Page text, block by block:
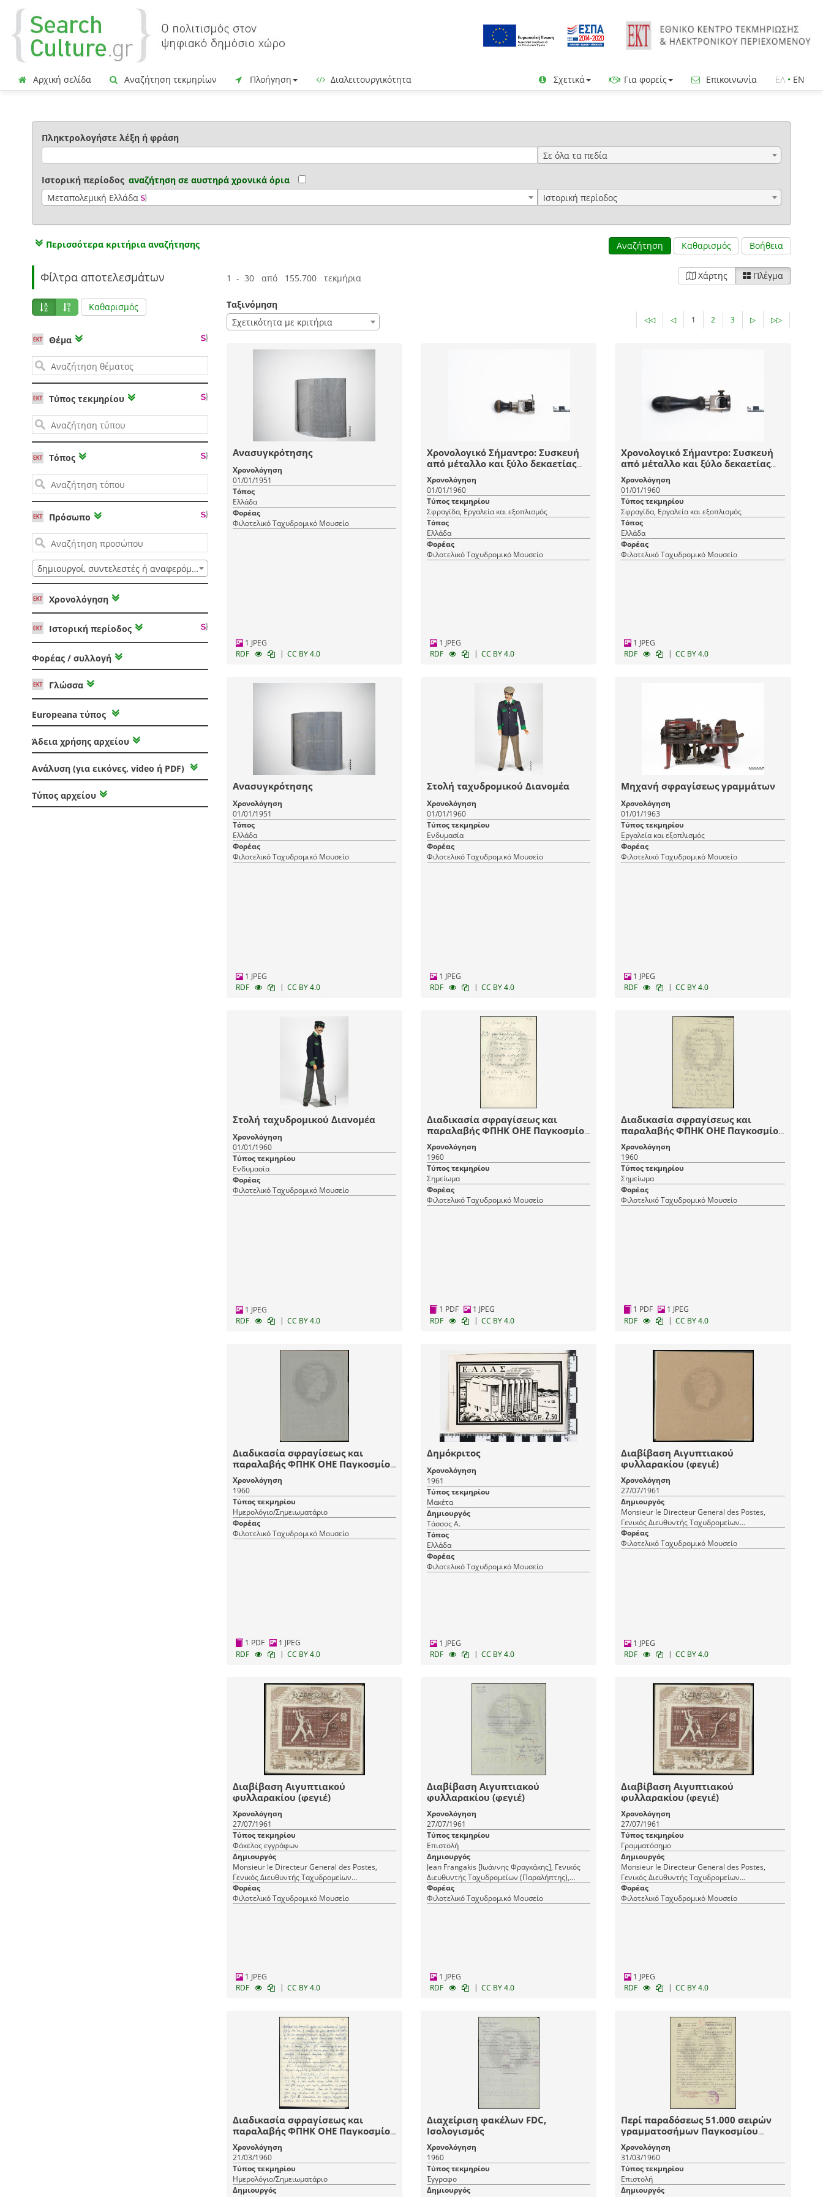
Αρχική σελίδα Αναζήτηση τεκμηρίων Πλοήγηση Διαλειτουργικότητα Σχετικά Για φορείς Επικοινωνία ΕΛ • EN
Πληκτρολογήστε λέξη ή φράση
Σε όλα τα πεδία
Ιστορική περίοδος αναζήτηση σε αυστηρά χρονικά όρια
Μεταπολεμική Ελλάδα
Iστορική περίοδος
Περισσότερα κριτήρια αναζήτησης Αναζήτηση Καθαρισμός Βοήθεια
Φίλτρα αποτελεσμάτων
Καθαρισμός
Θέμα
Τύπος τεκμηρίου
Τόπος
Πρόσωπο
δημιουργοί, συντελεστές ή αναφερόμενοι
Χρονολόγηση
Ιστορική περίοδος
Φορέας / συλλογή
Γλώσσα
Europeana τύπος
Άδεια χρήσης αρχείου
Ανάλυση (για εικόνες, video ή PDF)
Τύπος αρχείου
1 - 30 από 155.700 τεκμήρια Χάρτης Πλέγμα
Ταξινόμηση
Σχετικότητα με κριτήρια
◁◁ ◁ 1 2 3 ▷ ▷▷
Ανασυγκρότησης
Χρονολόγηση
01/01/1951
Τόπος
Ελλάδα
Φορέας
Φιλοτελικό Ταχυδρομικό Μουσείο
1 JPEG
RDF
| CC BY 4.0
Χρονολογικό Σήμαντρο: Συσκευή
από μέταλλο και ξύλο δεκαετίας
'60 με περιστρεφόμενο
αριθμητήρα
Χρονολόγηση
01/01/1960
Τύπος τεκμηρίου
Σφραγίδα, Εργαλεία και εξοπλισμός
Τόπος
Ελλάδα
Φορέας
Φιλοτελικό Ταχυδρομικό Μουσείο
1 JPEG
RDF
| CC BY 4.0
Χρονολογικό Σήμαντρο: Συσκευή
από μέταλλο και ξύλο δεκαετίας
'60 με περιστρεφόμενο
αριθμητήρα
Χρονολόγηση
01/01/1960
Τύπος τεκμηρίου
Σφραγίδα, Εργαλεία και εξοπλισμός
Τόπος
Ελλάδα
Φορέας
Φιλοτελικό Ταχυδρομικό Μουσείο
1 JPEG
RDF
| CC BY 4.0
Ανασυγκρότησης
Χρονολόγηση
01/01/1951
Τόπος
Ελλάδα
Φορέας
Φιλοτελικό Ταχυδρομικό Μουσείο
1 JPEG
RDF
| CC BY 4.0
Στολή ταχυδρομικού Διανομέα
Χρονολόγηση
01/01/1960
Τύπος τεκμηρίου
Ενδυμασία
Φορέας
Φιλοτελικό Ταχυδρομικό Μουσείο
1 JPEG
RDF
| CC BY 4.0
Μηχανή σφραγίσεως γραμμάτων
Χρονολόγηση
01/01/1963
Τύπος τεκμηρίου
Εργαλεία και εξοπλισμός
Φορέας
Φιλοτελικό Ταχυδρομικό Μουσείο
1 JPEG
RDF
| CC BY 4.0
Στολή ταχυδρομικού Διανομέα
Χρονολόγηση
01/01/1960
Τύπος τεκμηρίου
Ενδυμασία
Φορέας
Φιλοτελικό Ταχυδρομικό Μουσείο
1 JPEG
RDF
| CC BY 4.0
Διαδικασία σφραγίσεως και
παραλαβής ΦΠΗΚ ΟΗΕ Παγκοσμίου
Έτους Προσφύγων 1961
Χρονολόγηση
1960
Τύπος τεκμηρίου
Σημείωμα
Φορέας
Φιλοτελικό Ταχυδρομικό Μουσείο
1 PDF
1 JPEG
RDF
| CC BY 4.0
Διαδικασία σφραγίσεως και
παραλαβής ΦΠΗΚ ΟΗΕ Παγκοσμίου
Έτους Προσφύγων 1962
Χρονολόγηση
1960
Τύπος τεκμηρίου
Σημείωμα
Φορέας
Φιλοτελικό Ταχυδρομικό Μουσείο
1 PDF
1 JPEG
RDF
| CC BY 4.0
Διαδικασία σφραγίσεως και
παραλαβής ΦΠΗΚ ΟΗΕ Παγκοσμίου
Έτους Προσφύγων 1960
Χρονολόγηση
1960
Τύπος τεκμηρίου
Ημερολόγιο/Σημειωματάριο
Φορέας
Φιλοτελικό Ταχυδρομικό Μουσείο
1 PDF
1 JPEG
RDF
| CC BY 4.0
Δημόκριτος
Χρονολόγηση
1961
Τύπος τεκμηρίου
Μακέτα
Δημιουργός
Τάσσος Α.
Τόπος
Ελλάδα
Φορέας
Φιλοτελικό Ταχυδρομικό Μουσείο
1 JPEG
RDF
| CC BY 4.0
Διαβίβαση Αιγυπτιακού
φυλλαρακίου (φεγιέ)
Χρονολόγηση
27/07/1961
Δημιουργός
Monsieur le Directeur General des Postes,
Γενικός Διευθυντής Ταχυδρομείων
(Παραλήπτης), Ministere des Communications,
Organisme des Postes d' Egypte, RAU
Φορέας
Φιλοτελικό Ταχυδρομικό Μουσείο
1 JPEG
RDF
| CC BY 4.0
Διαβίβαση Αιγυπτιακού
φυλλαρακίου (φεγιέ)
Χρονολόγηση
27/07/1961
Τύπος τεκμηρίου
Φάκελος εγγράφων
Δημιουργός
Monsieur le Directeur General des Postes,
Γενικός Διευθυντής Ταχυδρομείων
(Παραλήπτης), Ministere des Communications,
Organisme des Postes d' Egypte, RAU
Φορέας
Φιλοτελικό Ταχυδρομικό Μουσείο
1 JPEG
RDF
| CC BY 4.0
Διαβίβαση Αιγυπτιακού
φυλλαρακίου (φεγιέ)
Χρονολόγηση
27/07/1961
Τύπος τεκμηρίου
Επιστολή
Δημιουργός
Jean Frangakis [Ιωάννης Φραγκάκης], Γενικός
Διευθυντής Ταχυδρομείων (Παραλήπτης),
Anouar Bakir, Docteur de droit, Organisme des
Postes (Αποστολέας/εκδότης)
Φορέας
Φιλοτελικό Ταχυδρομικό Μουσείο
1 JPEG
RDF
| CC BY 4.0
Διαβίβαση Αιγυπτιακού
φυλλαρακίου (φεγιέ)
Χρονολόγηση
27/07/1961
Τύπος τεκμηρίου
Γραμματόσημο
Δημιουργός
Monsieur le Directeur General des Postes,
Γενικός Διευθυντής Ταχυδρομείων
(Παραλήπτης), Ministere des Communications,
Organisme des Postes d' Egypte, RAU
Φορέας
Φιλοτελικό Ταχυδρομικό Μουσείο
1 JPEG
RDF
| CC BY 4.0
Διαδικασία σφραγίσεως και
παραλαβής ΦΠΗΚ ΟΗΕ Παγκοσμίου
Έτους Προσφύγων 1960
Χρονολόγηση
21/03/1960
Τύπος τεκμηρίου
Ημερολόγιο/Σημειωματάριο
Δημιουργός
Διαχείριση φακέλων FDC,
Ισολογισμός
Χρονολόγηση
1960
Τύπος τεκμηρίου
Έγγραφο
Δημιουργός
Περί παραδόσεως 51.000 σειρών
γραμματοσήμων Παγκοσμίου
Έτους Προσφύγων
Χρονολόγηση
31/03/1960
Τύπος τεκμηρίου
Επιστολή
Δημιουργός